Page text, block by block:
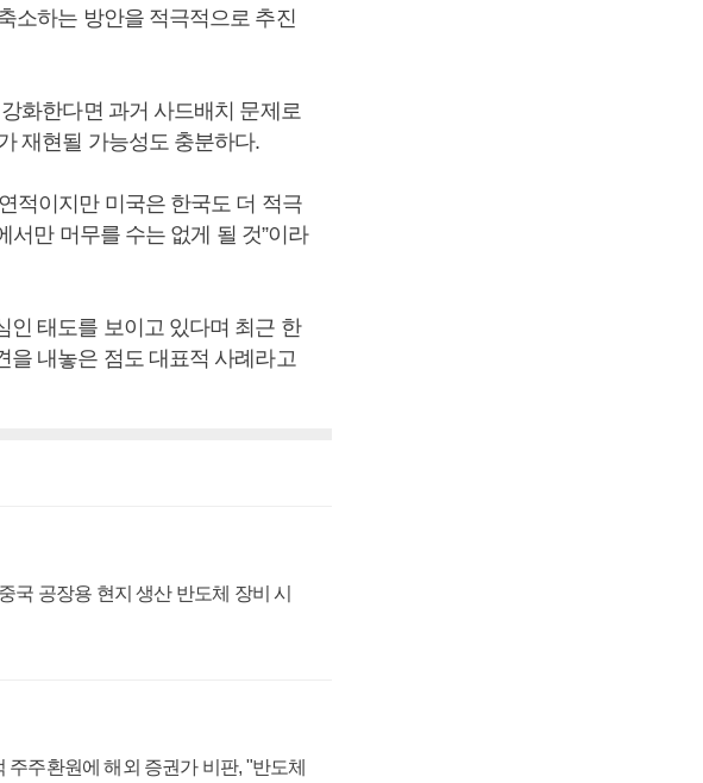
소하는 방안을 적극적으로 추진
화한다면 과거 사드배치 문제로
재현될 가능성도 충분하다.
적이지만 미국은 한국도 더 적극
서만 머무를 수는 없게 될 것”이라
인 태도를 보이고 있다며 최근 한
을 내놓은 점도 대표적 사례라고
국 공장용 현지 생산 반도체 장비 시
주환원에 해외 증권가 비판, "반도체